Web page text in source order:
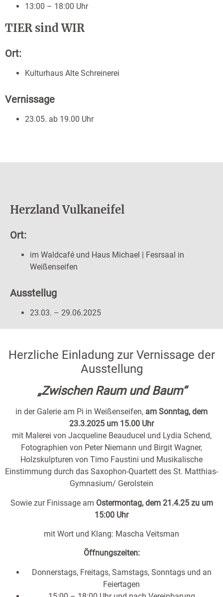
13:00 – 18:00 Uhr
TIER sind WIR
Ort:
Kulturhaus Alte Schreinerei
Vernissage
23.05. ab 19.00 Uhr
Herzland Vulkaneifel
Ort:
im Waldcafé und Haus Michael | Fesrsaal in
Weißenseifen
Ausstellug
23.03. – 29.06.2025
Herzliche Einladung zur Vernissage der
Ausstellung
„Zwischen Raum und Baum“
in der Galerie am Pi in Weißenseifen, am Sonntag, dem
23.3.2025 um 15.00 Uhr
mit Malerei von Jacqueline Beauducel und Lydia Schend,
Fotographien von Peter Niemann und Birgit Wagner,
Holzskulpturen von Timo Faustini und Musikalische
Einstimmung durch das Saxophon-Quartett des St. Matthias-
Gymnasium/ Gerolstein
Sowie zur Finissage am Ostermontag, dem 21.4.25 zu um
15:00 Uhr
mit Wort und Klang: Mascha Veitsman
Öffnungszeiten:
Donnerstags, Freitags, Samstags, Sonntags und an
Feiertagen